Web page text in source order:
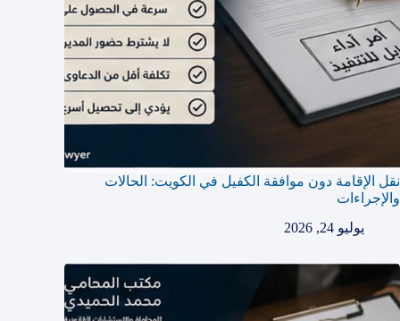
نقل الإقامة دون موافقة الكفيل في الكويت: الحالات
والإجراءات
يوليو 24, 2026